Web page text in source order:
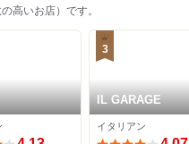
高いお店）です。
3
IL GARAGE
イタリアン